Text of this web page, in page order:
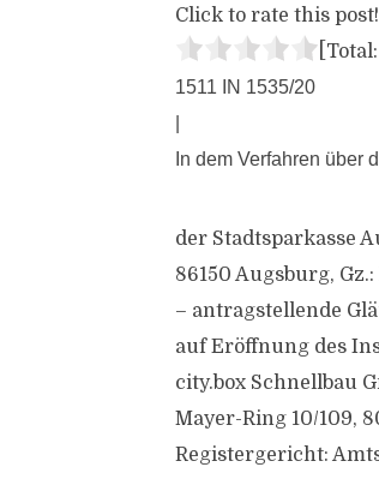
Click to rate this post!
[Total:
1511 IN 1535/20
In dem Verfahren über
der Stadtsparkasse
86150 Augsburg,
– antragstellende
auf Eröffnung des
city.box Schnellbau
Mayer-Ring 10/109,
Registergericht: